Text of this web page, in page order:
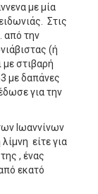
με μία
Στις
από την
(ή
με στιβαρή
με δαπάνες
για την
Ιωαννίνων
είτε για
, ένας
εκατό